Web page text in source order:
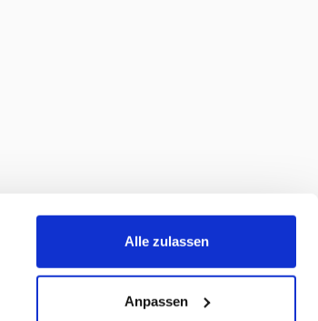
Alle zulassen
Anpassen